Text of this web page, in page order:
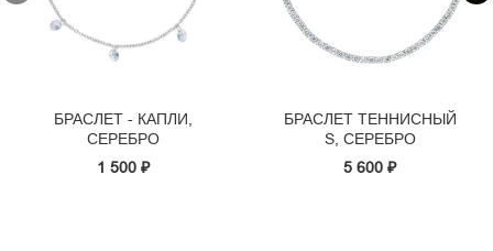
БРАСЛЕТ - КАПЛИ,
СЕРЕБРО
1 500 ₽
БРАСЛЕТ ТЕННИСНЫЙ
S, СЕРЕБРО
5 600 ₽